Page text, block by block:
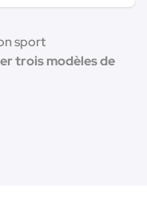
sport
trois modèles de